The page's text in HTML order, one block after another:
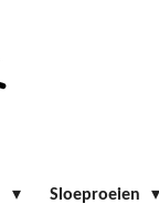
Sloeproeien